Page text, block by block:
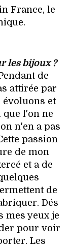
France, le
les bijoux ?
de
attirée par
évoluons et
que l'on ne
n'en a pas
passion
de mon
et a de
de
Dés
mes yeux je
pour voir
Les